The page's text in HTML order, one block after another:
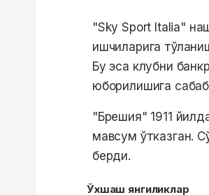
"Sky Sport Italia"
ишчиларига
Бу эса клубни
юборилишига
"Брешия" 1911
мавсум ўтказган.
берди.
Ўхшаш янгиликлар